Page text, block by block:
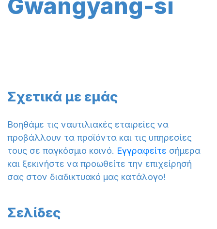
Gwangyang-si
Σχετικά με εμάς
Βοηθάμε τις ναυτιλιακές εταιρείες να
προβάλλουν τα προϊόντα και τις υπηρεσίες
τους σε παγκόσμιο κοινό. Εγγραφείτε σήμερα
και ξεκινήστε να προωθείτε την επιχείρησή
σας στον διαδικτυακό μας κατάλογο!
Σελίδες